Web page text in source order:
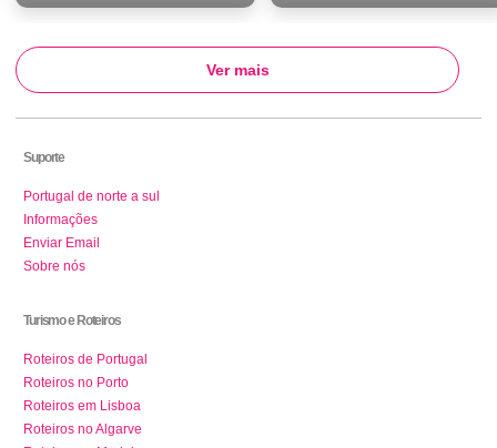
Ver mais
Suporte
Portugal de norte a sul
Informações
Enviar Email
Sobre nós
Turismo e Roteiros
Roteiros de Portugal
Roteiros no Porto
Roteiros em Lisboa
Roteiros no Algarve